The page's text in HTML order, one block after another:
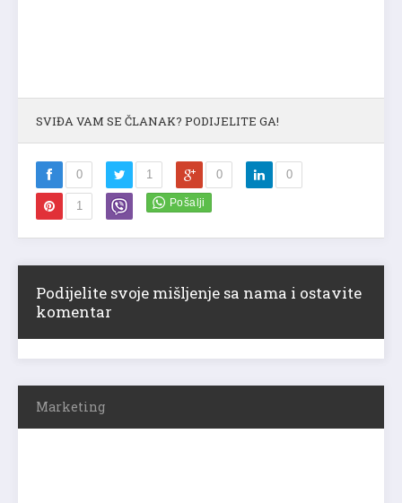
SVIĐA VAM SE ČLANAK? PODIJELITE GA!
0 1 0 0
1
Podijelite svoje mišljenje sa nama i ostavite
komentar
Marketing